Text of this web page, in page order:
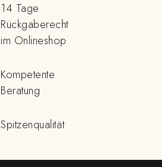
14 Tage
Rückgaberecht
im Onlineshop
Kompetente
Beratung
Spitzenqualität